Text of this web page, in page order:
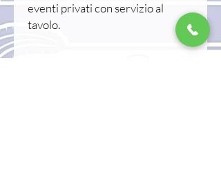
eventi privati con servizio al
tavolo.